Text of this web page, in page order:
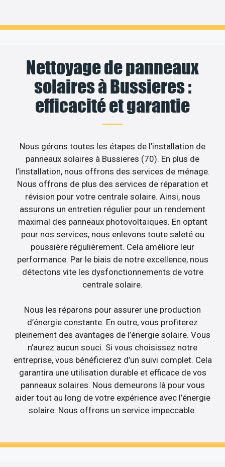
Nettoyage de panneaux
solaires à Bussieres :
efficacité et garantie
Nous gérons toutes les étapes de l’installation de
panneaux solaires à Bussieres (70). En plus de
l’installation, nous offrons des services de ménage.
Nous offrons de plus des services de réparation et
révision pour votre centrale solaire. Ainsi, nous
assurons un entretien régulier pour un rendement
maximal des panneaux photovoltaïques. En optant
pour nos services, nous enlevons toute saleté ou
poussière régulièrement. Cela améliore leur
performance. Par le biais de notre excellence, nous
détectons vite les dysfonctionnements de votre
centrale solaire.
Nous les réparons pour assurer une production
d’énergie constante. En outre, vous profiterez
pleinement des avantages de l’énergie solaire. Vous
n’aurez aucun souci. Si vous choisissez notre
entreprise, vous bénéficierez d’un suivi complet. Cela
garantira une utilisation durable et efficace de vos
panneaux solaires. Nous demeurons là pour vous
aider tout au long de votre expérience avec l’énergie
solaire. Nous offrons un service impeccable.